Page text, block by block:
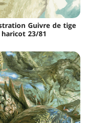
Guivre de tige
23/81